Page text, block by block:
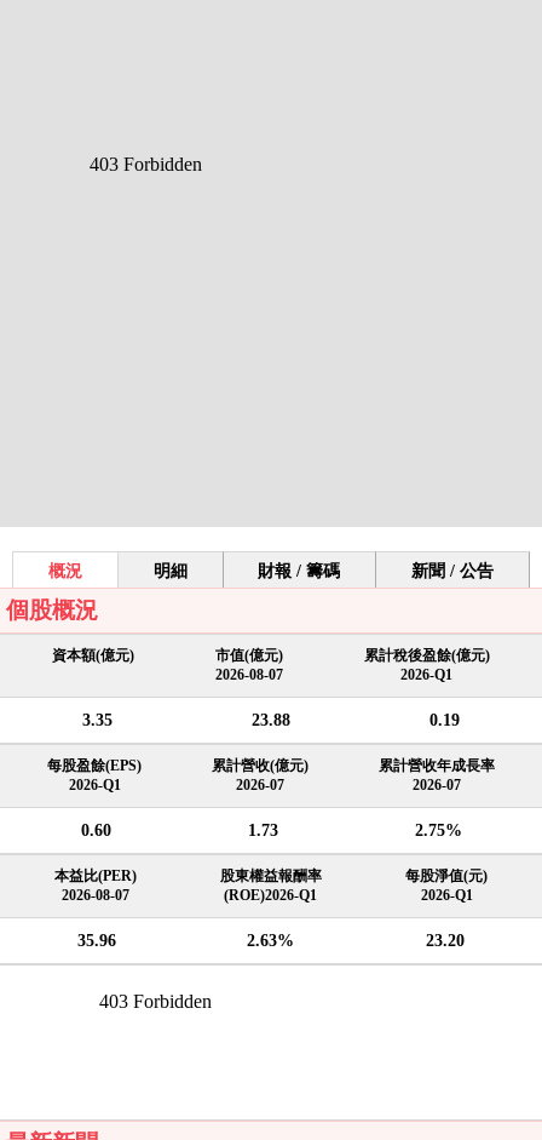
概況 明細 財報 / 籌碼 新聞 / 公告
個股概況
資本額(億元)
市值(億元)
2026-08-07
累計稅後盈餘(億元)
2026-Q1
3.35 23.88 0.19
每股盈餘(EPS)
2026-Q1
累計營收(億元)
2026-07
累計營收年成長率
2026-07
0.60 1.73 2.75%
本益比(PER)
2026-08-07
股東權益報酬率
(ROE)2026-Q1
每股淨值(元)
2026-Q1
35.96 2.63% 23.20